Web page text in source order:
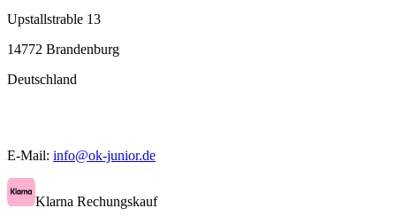
Upstallstrable 13
14772 Brandenburg
Deutschland
E-Mail: info@ok-junior.de
Klarna Rechungskauf